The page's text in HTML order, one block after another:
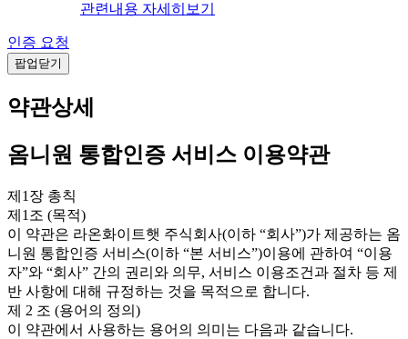
관련내용 자세히보기
인증 요청
팝업닫기
약관상세
옴니원 통합인증 서비스 이용약관
제1장 총칙
제1조 (목적)
이 약관은 라온화이트햇 주식회사(이하 “회사”)가 제공하는 옴
니원 통합인증 서비스(이하 “본 서비스”)이용에 관하여 “이용
자”와 “회사” 간의 권리와 의무, 서비스 이용조건과 절차 등 제
반 사항에 대해 규정하는 것을 목적으로 합니다.
제 2 조 (용어의 정의)
이 약관에서 사용하는 용어의 의미는 다음과 같습니다.